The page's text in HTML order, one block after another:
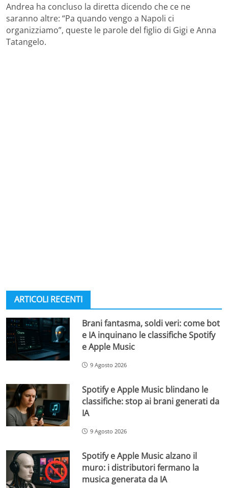
Andrea ha concluso la diretta dicendo che ce ne
saranno altre: “Pa quando vengo a Napoli ci
organizziamo”, queste le parole del figlio di Gigi e Anna
Tatangelo.
ARTICOLI RECENTI
Brani fantasma, soldi veri: come bot
e IA inquinano le classifiche Spotify
e Apple Music
9 Agosto 2026
Spotify e Apple Music blindano le
classifiche: stop ai brani generati da
IA
9 Agosto 2026
Spotify e Apple Music alzano il
muro: i distributori fermano la
musica generata da IA